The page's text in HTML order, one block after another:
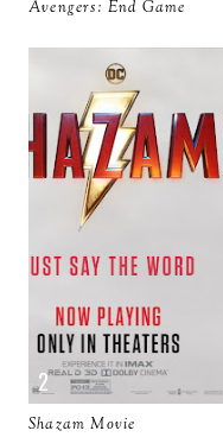
Avengers: End Game
Shazam Movie